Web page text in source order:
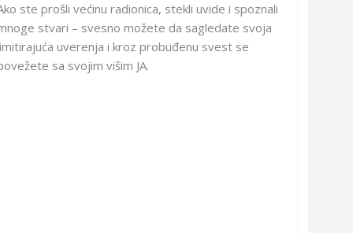
ste prošli većinu radionica, stekli uvide i spoznali
stvari – svesno možete da sagledate svoja
uverenja i kroz probuđenu svest se
sa svojim višim JA.